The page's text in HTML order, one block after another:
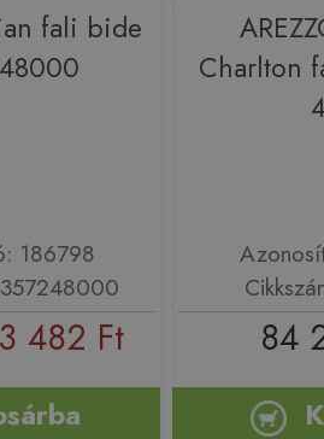
fali bide
186798
482 Ft
Charlton
84